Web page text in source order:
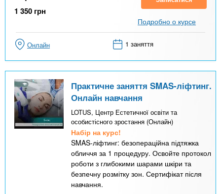
1 350 грн
Подробно о курсе
Онлайн 1 заняття
Практичне заняття SMAS-ліфтинг.
Онлайн навчання
LOTUS, Центр Естетичної освіти та
особистісного зростання (Онлайн)
Набір на курс!
SMAS-ліфтинг: безопераційна підтяжка
обличчя за 1 процедуру. Освойте протокол
роботи з глибокими шарами шкіри та
безпечну розмітку зон. Сертифікат після
навчання.